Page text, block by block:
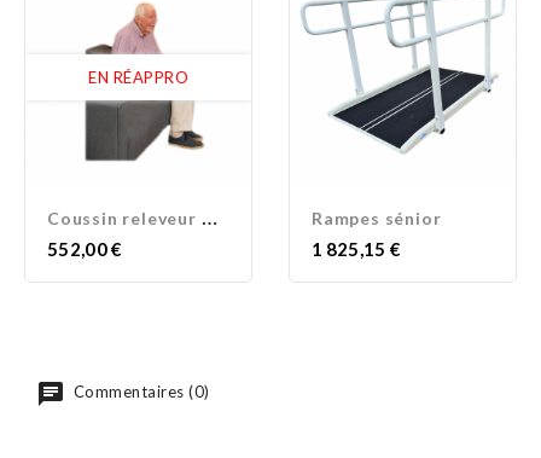
EN RÉAPPRO
C
oussin releveur mobile...
Prix
552,00 €
Rampes sénior
Prix
1 825,15 €
Commentaires (0)